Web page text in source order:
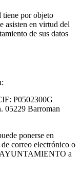
tiene por objeto
asisten en virtud del
de sus datos
P0502300G
05229 Barroman
ponerse en
correo electrónico o
AYUNTAMIENTO a